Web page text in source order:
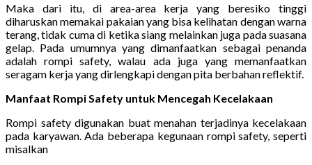
Maka dari itu, di area-area kerja yang beresiko tinggi
diharuskan memakai pakaian yang bisa kelihatan dengan warna
terang, tidak cuma di ketika siang melainkan juga pada suasana
gelap. Pada umumnya yang dimanfaatkan sebagai penanda
adalah rompi safety, walau ada juga yang memanfaatkan
seragam kerja yang dirlengkapi dengan pita berbahan reflektif.
Manfaat Rompi Safety untuk Mencegah Kecelakaan
Rompi safety digunakan buat menahan terjadinya kecelakaan
pada karyawan. Ada beberapa kegunaan rompi safety, seperti
misalkan